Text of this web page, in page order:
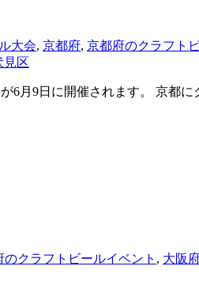
大会, 京都府, 京都府のクラフト
見区
6月9日に開催されます。 京都
のクラフトビールイベント , 大阪